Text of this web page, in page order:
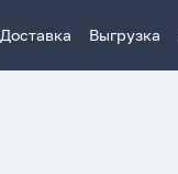
Доставка Выгрузка